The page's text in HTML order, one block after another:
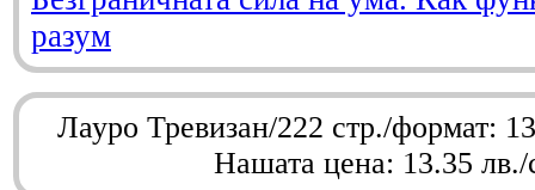
разум
Лауро Тревизан/222 стр./формат:
Нашата цена: 13.35 лв./